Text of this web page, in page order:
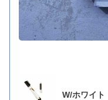
W/ホワイト